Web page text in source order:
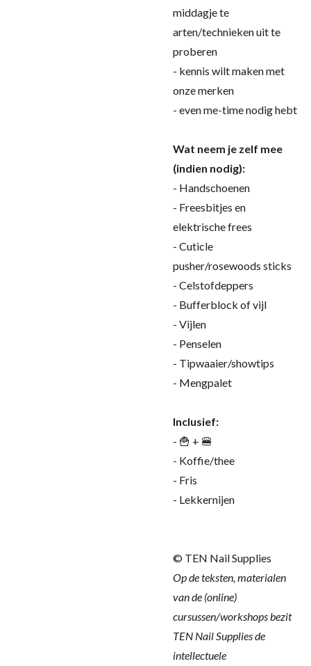
middagje te
arten/technieken uit te
proberen
- kennis wilt maken met
onze merken
- even me-time nodig hebt
Wat neem je zelf mee
(indien nodig):
- Handschoenen
- Freesbitjes en
elektrische frees
- Cuticle
pusher/rosewoods sticks
- Celstofdeppers
- Bufferblock of vijl
- Vijlen
- Penselen
- Tipwaaier/showtips
- Mengpalet
Inclusief:
- 🍟 + 🍔
- Koffie/thee
- Fris
- Lekkernijen
© TEN Nail Supplies
Op de teksten, materialen
van de (online)
cursussen/workshops bezit
TEN Nail Supplies de
intellectuele